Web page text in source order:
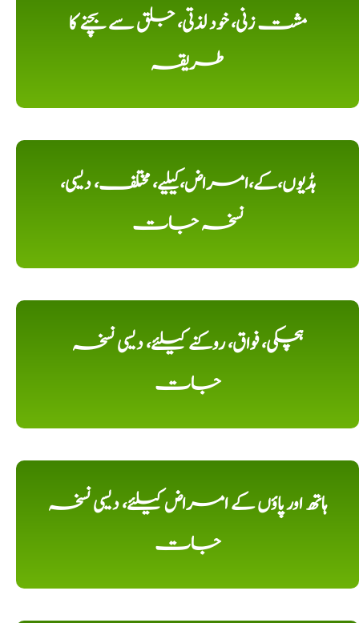
مشت زنی، خود لذتی، جلق سے بچنے کا
طریقہ
ہڈیوں،کے،امراض،کیلیے، مختلف، دیسی،
نسخہ جات
ہچکی، فواق، روکنے کیلئے، دیسی نسخہ
جات
ہاتھ اور پاؤں کے امراض کیلئے، دیسی نسخہ
جات